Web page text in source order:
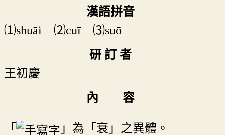
漢語拼音
⑴shuāi ⑵cuī ⑶suō
研 訂 者
王初慶
內 容
「
」為「衰」之異體。